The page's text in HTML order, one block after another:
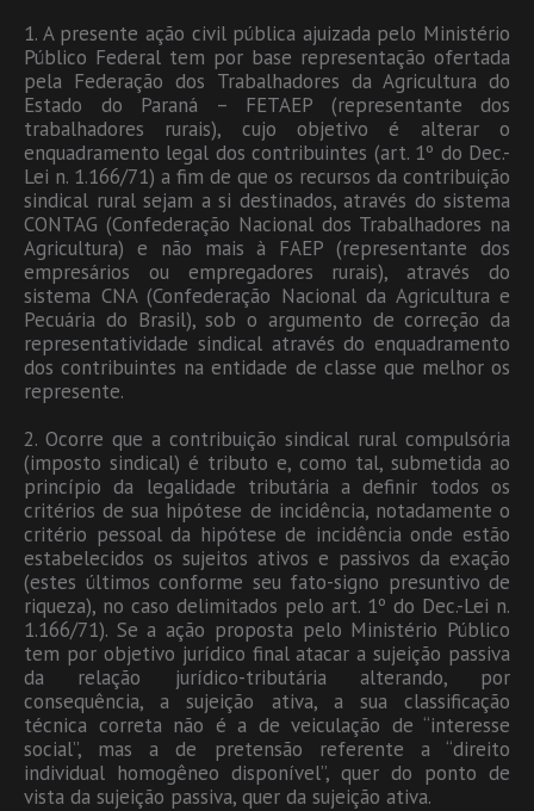
1. A presente ação civil pública ajuizada pelo Ministério
Público Federal tem por base representação ofertada
pela Federação dos Trabalhadores da Agricultura do
Estado do Paraná – FETAEP (representante dos
trabalhadores rurais), cujo objetivo é alterar o
enquadramento legal dos contribuintes (art. 1º do Dec.-
Lei n. 1.166/71) a fim de que os recursos da contribuição
sindical rural sejam a si destinados, através do sistema
CONTAG (Confederação Nacional dos Trabalhadores na
Agricultura) e não mais à FAEP (representante dos
empresários ou empregadores rurais), através do
sistema CNA (Confederação Nacional da Agricultura e
Pecuária do Brasil), sob o argumento de correção da
representatividade sindical através do enquadramento
dos contribuintes na entidade de classe que melhor os
represente.
2. Ocorre que a contribuição sindical rural compulsória
(imposto sindical) é tributo e, como tal, submetida ao
princípio da legalidade tributária a definir todos os
critérios de sua hipótese de incidência, notadamente o
critério pessoal da hipótese de incidência onde estão
estabelecidos os sujeitos ativos e passivos da exação
(estes últimos conforme seu fato-signo presuntivo de
riqueza), no caso delimitados pelo art. 1º do Dec.-Lei n.
1.166/71). Se a ação proposta pelo Ministério Público
tem por objetivo jurídico final atacar a sujeição passiva
da relação jurídico-tributária alterando, por
consequência, a sujeição ativa, a sua classificação
técnica correta não é a de veiculação de “interesse
social”, mas a de pretensão referente a “direito
individual homogêneo disponível”, quer do ponto de
vista da sujeição passiva, quer da sujeição ativa.